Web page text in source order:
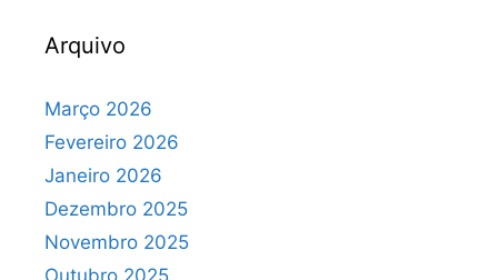
Arquivo
Março 2026
Fevereiro 2026
Janeiro 2026
Dezembro 2025
Novembro 2025
Outubro 2025